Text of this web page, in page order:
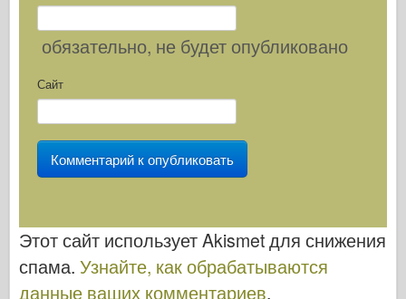
обязательно, не будет опубликовано
Сайт
Этот сайт использует Akismet для снижения
спама. Узнайте, как обрабатываются
данные ваших комментариев.